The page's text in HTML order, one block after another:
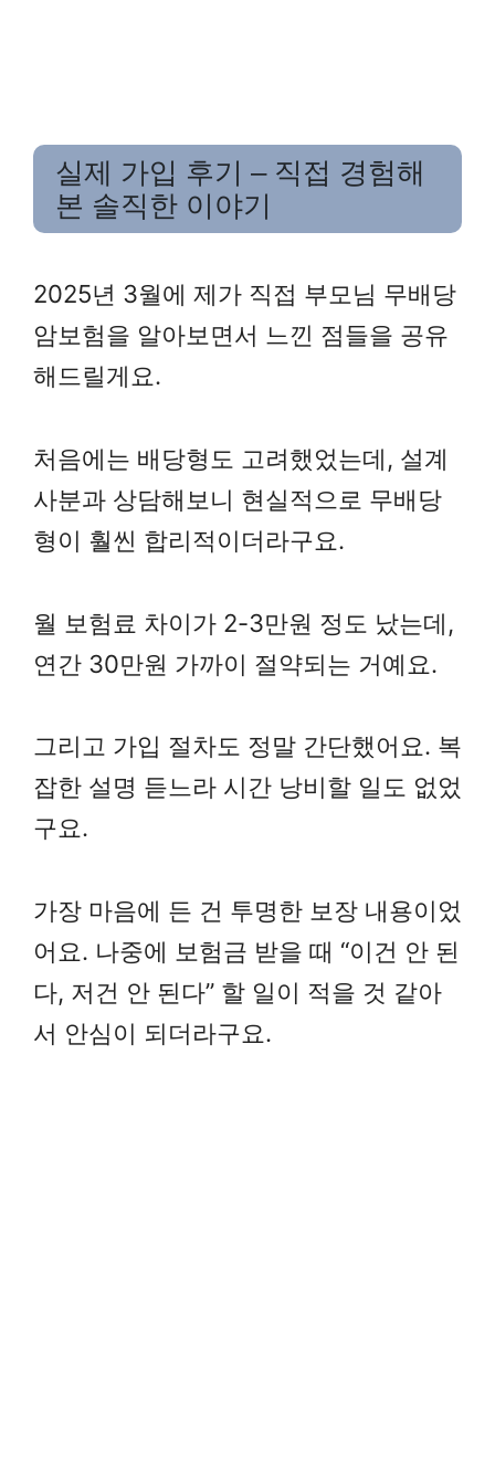
실제 가입 후기 – 직접 경험해
본 솔직한 이야기
2025년 3월에 제가 직접 부모님 무배당
암보험을 알아보면서 느낀 점들을 공유
해드릴게요.
처음에는 배당형도 고려했었는데, 설계
사분과 상담해보니 현실적으로 무배당
형이 훨씬 합리적이더라구요.
월 보험료 차이가 2-3만원 정도 났는데,
연간 30만원 가까이 절약되는 거예요.
그리고 가입 절차도 정말 간단했어요. 복
잡한 설명 듣느라 시간 낭비할 일도 없었
구요.
가장 마음에 든 건 투명한 보장 내용이었
어요. 나중에 보험금 받을 때 “이건 안 된
다, 저건 안 된다” 할 일이 적을 것 같아
서 안심이 되더라구요.